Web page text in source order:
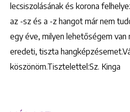
lecsiszolásának és korona
az -sz és a -z hangot már nem
egy éve, milyen lehetőségem van
eredeti, tiszta
köszönöm.Tisztelettel:Sz. Kinga